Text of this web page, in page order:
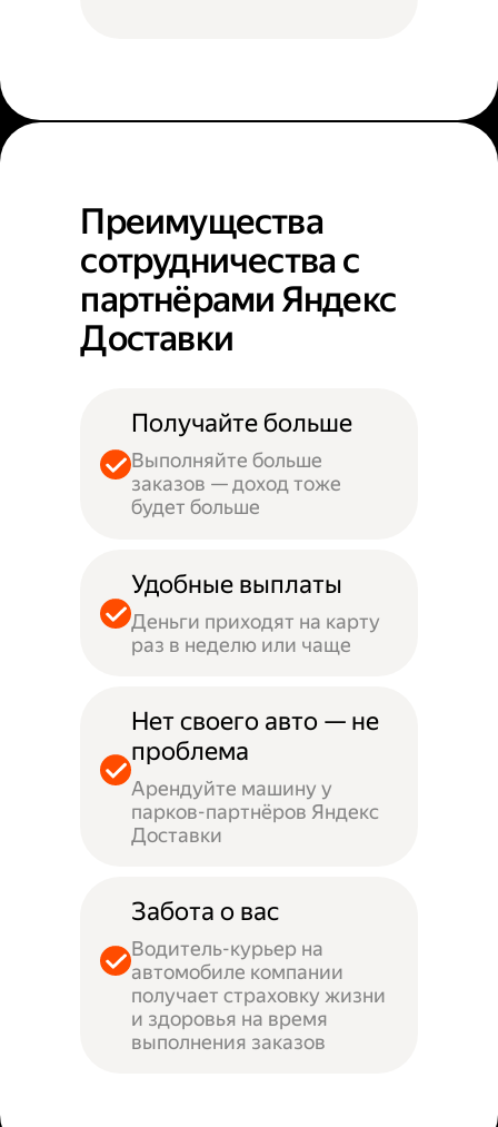
Преимущества
сотрудничества с
партнёрами Яндекс
Доставки
Получайте больше
Выполняйте больше
заказов — доход тоже
будет больше
Удобные выплаты
Деньги приходят на карту
раз в неделю или чаще
Нет своего авто — не
проблема
Арендуйте машину у
парков-партнёров Яндекс
Доставки
Забота о вас
Водитель-курьер на
автомобиле компании
получает страховку жизни
и здоровья на время
выполнения заказов